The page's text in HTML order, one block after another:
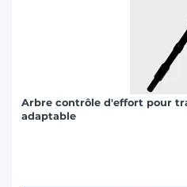
Arbre contrôle d'effort pour
adaptable